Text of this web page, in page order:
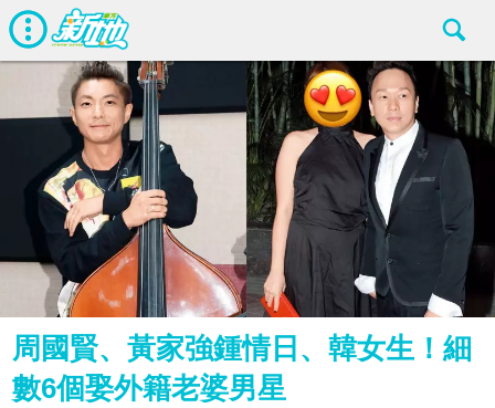
周國賢、黃家強鍾情日、韓女生！細
數6個娶外籍老婆男星